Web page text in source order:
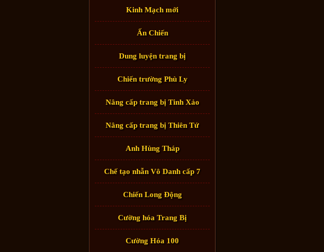
Kinh Mạch mới
Ấn Chiến
Dung luyện trang bị
Chiến trường Phù Ly
Nâng cấp trang bị Tinh Xảo
Nâng cấp trang bị Thiên Tứ
Anh Hùng Tháp
Chế tạo nhẫn Vô Danh cấp 7
Chiến Long Động
Cường hóa Trang Bị
Cường Hóa 100